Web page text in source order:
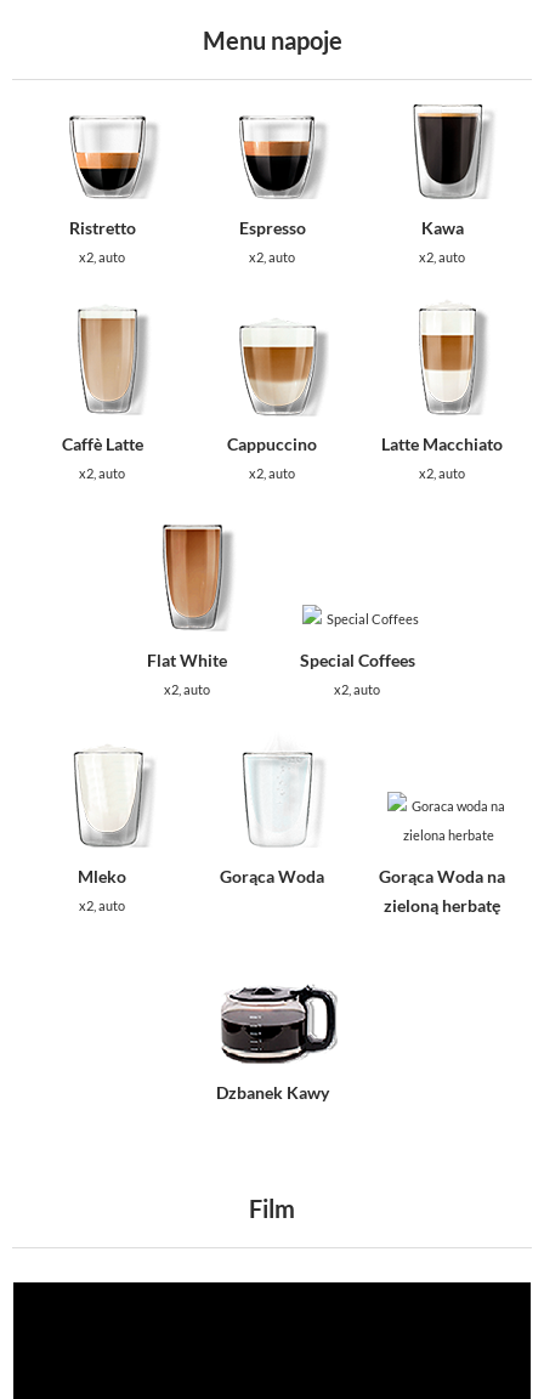
Menu napoje
Ristretto
x2, auto
Espresso
x2, auto
Kawa
x2, auto
Caffè Latte
x2, auto
Cappuccino
x2, auto
Latte Macchiato
x2, auto
Flat White
x2, auto
Special Coffees
x2, auto
Mleko
x2, auto
Gorąca Woda
Gorąca Woda na
zieloną herbatę
Dzbanek Kawy
Film